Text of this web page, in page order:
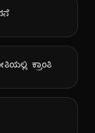
ಕ್ರಾಂತಿ